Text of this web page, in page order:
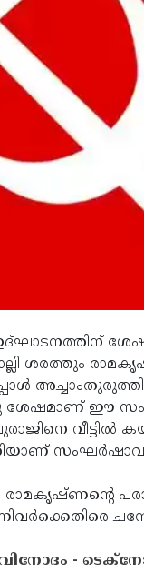
ശേഷം
ശരത്തും
ശേഷമാണ് ഈ
വീട്ടില്‍
രാമകൃഷ്ണന്റെ
-